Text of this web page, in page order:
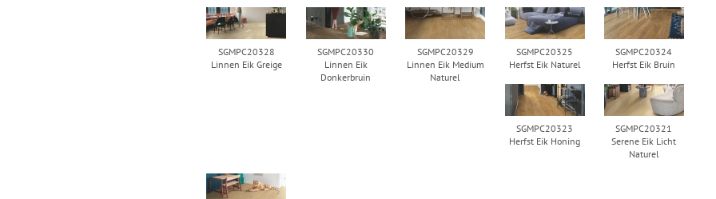
SGMPC20328
Linnen Eik Greige
SGMPC20330
Linnen Eik
Donkerbruin
SGMPC20329
Linnen Eik Medium
Naturel
SGMPC20325
Herfst Eik Naturel
SGMPC20324
Herfst Eik Bruin
SGMPC20323
Herfst Eik Honing
SGMPC20321
Serene Eik Licht
Naturel